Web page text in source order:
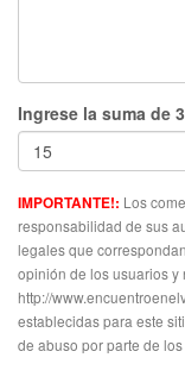
Ingrese la suma de
IMPORTANTE!: Los
responsabilidad de sus
legales que
opinión de los usuarios y
http://
establecidas para este
de abuso por parte de